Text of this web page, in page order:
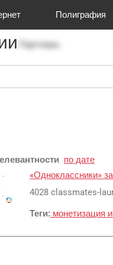
продвижение
Полиграфия
Аудио и звукозапись
Партнеры
по дате
«Одноклассники»
4028 classmates-
Теги: монетизация